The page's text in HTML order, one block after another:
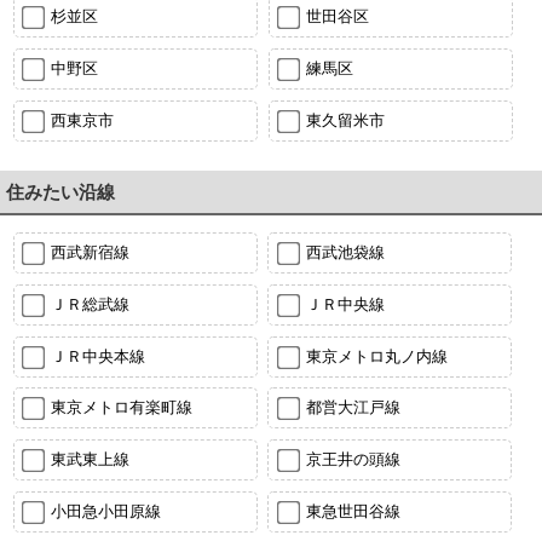
杉並区 世田谷区
中野区 練馬区
西東京市 東久留米市
住みたい沿線
西武新宿線 西武池袋線
ＪＲ総武線 ＪＲ中央線
ＪＲ中央本線 東京メトロ丸ノ内線
東京メトロ有楽町線 都営大江戸線
東武東上線 京王井の頭線
小田急小田原線 東急世田谷線